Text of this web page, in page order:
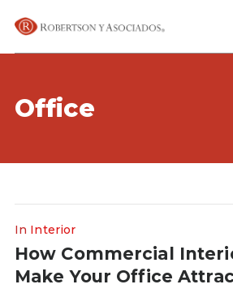
Office
In Interior
How Commercial
Make Your Office